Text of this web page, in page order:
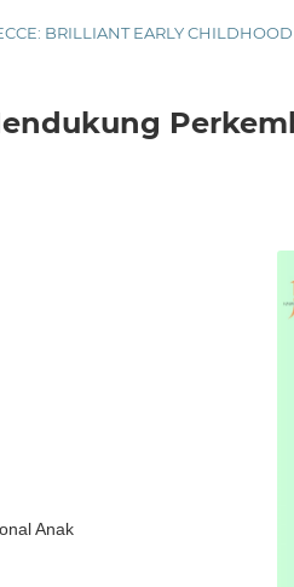
BRILLIANT EARLY
Anak